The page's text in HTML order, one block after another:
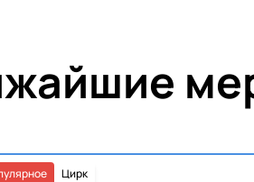
Цирк